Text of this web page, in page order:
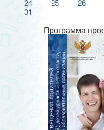
24
25 26
31
Программа